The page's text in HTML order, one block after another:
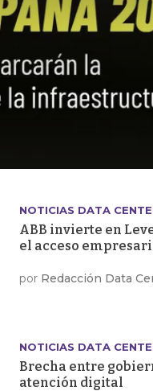
NOTICIAS DATA
ABB invierte en
el acceso
por Redacción Data
NOTICIAS DATA
Brecha entre
atención digital